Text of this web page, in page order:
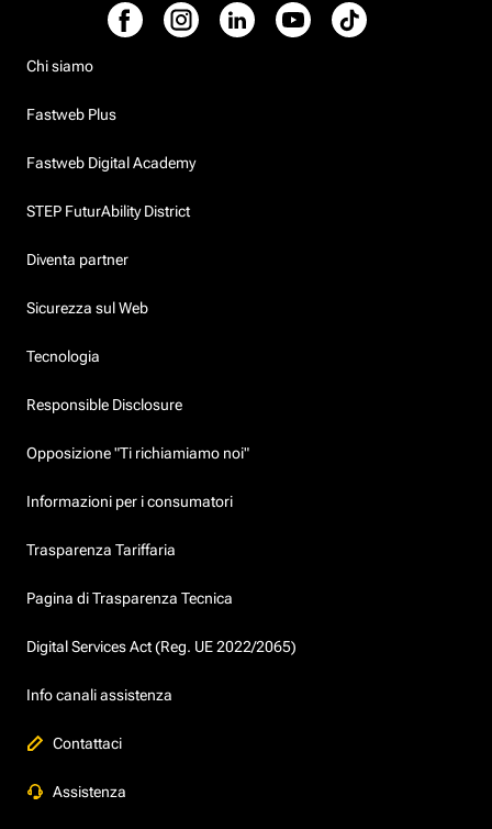
Chi siamo
Fastweb Plus
Fastweb Digital Academy
STEP FuturAbility District
Diventa partner
Sicurezza sul Web
Tecnologia
Responsible Disclosure
Opposizione "Ti richiamiamo noi"
Informazioni per i consumatori
Trasparenza Tariffaria
Pagina di Trasparenza Tecnica
Digital Services Act (Reg. UE 2022/2065)
Info canali assistenza
Contattaci
Assistenza